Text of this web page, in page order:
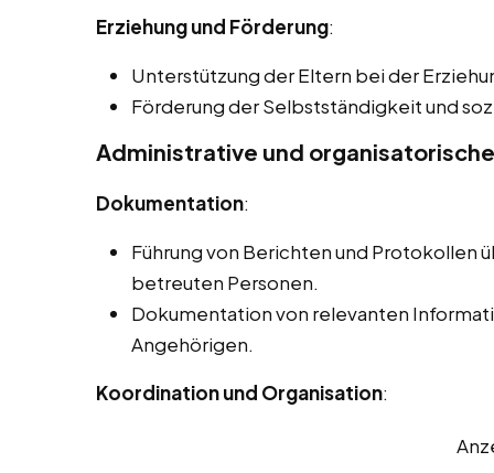
Erziehung und Förderung:
Unterstützung der Eltern bei der
Förderung der Selbstständigkeit und
Administrative und
Dokumentation:
Führung von Berichten und Protokollen
betreuten Personen.
Dokumentation von relevanten
Angehörigen.
Koordination und Organisation: